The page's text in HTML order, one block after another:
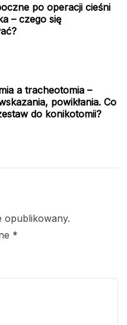
po operacji cieśni
– czego się
a tracheotomia –
powikłania. Co
do konikotomii?
opublikowany.
*